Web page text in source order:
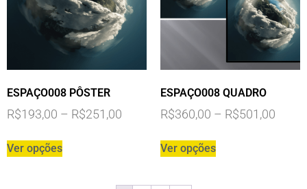
ESPAÇO008 PÔSTER
R$193,00 – R$251,00
Ver opções
ESPAÇO008 QUADRO
R$360,00 – R$501,00
Ver opções